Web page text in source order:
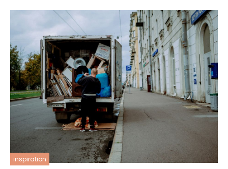
inspiration